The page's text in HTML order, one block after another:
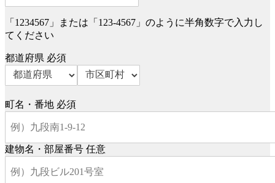
「1234567」または「123-4567」のように半角数字で入力し
てください
都道府県 必須
町名・番地 必須
建物名・部屋番号 任意